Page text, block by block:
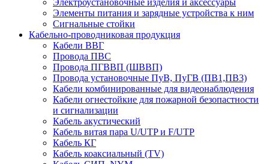
Электроустановочные изделия и аксессуары
Элементы питания и зарядные устройства к ним
Сигнальные стойки
Кабельно-проводниковая продукция
Кабели ВВГ
Провода ПВС
Провода ПГВВП (ШВВП)
Провода установочные ПуВ, ПуГВ (ПВ1,ПВ3)
Кабели комбинированные для видеонаблюдения
Кабели огнестойкие для пожарной безопастности
и сигнализации
Кабель акустический
Кабель витая пара U/UTP и F/UTP
Кабель КГ
Кабель коаксиальный (TV)